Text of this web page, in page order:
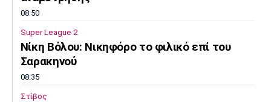
08:50
Super League 2
Νίκη Βόλου: Νικηφόρο το φιλικό επί του
Σαρακηνού
08:35
Στίβος